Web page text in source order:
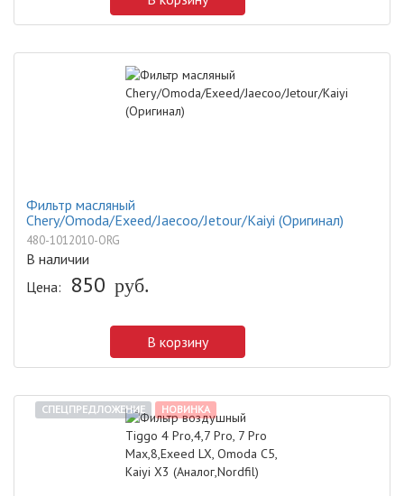
Фильтр масляный
Chery/Omoda/Exeed/Jaecoo/Jetour/Kaiyi (Оригинал)
480-1012010-ORG
В наличии
Цена:
850 руб.
В корзину
СПЕЦПРЕДЛОЖЕНИЕ НОВИНКА